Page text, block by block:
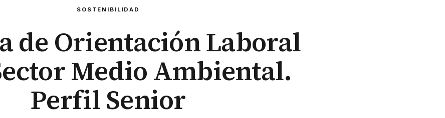
SOSTENIBILIDAD
de Orientación Laboral
Medio Ambiental.
Perfil Senior